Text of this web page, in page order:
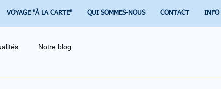
VOYAGE "À LA CARTE" QUI SOMMES-NOUS CONTACT INFO
Notre blog